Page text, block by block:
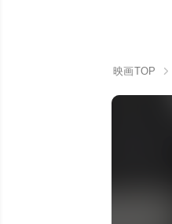
映画TOP